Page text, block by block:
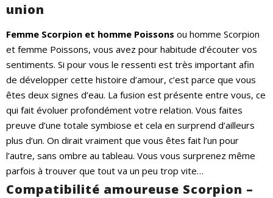
union
Femme Scorpion et homme Poissons ou homme Scorpion
et femme Poissons, vous avez pour habitude d’écouter vos
sentiments. Si pour vous le ressenti est très important afin
de développer cette histoire d’amour, c’est parce que vous
êtes deux signes d’eau. La fusion est présente entre vous, ce
qui fait évoluer profondément votre relation. Vous faites
preuve d’une totale symbiose et cela en surprend d’ailleurs
plus d’un. On dirait vraiment que vous êtes fait l’un pour
l’autre, sans ombre au tableau. Vous vous surprenez même
parfois à trouver que tout va un peu trop vite…
Compatibilité amoureuse Scorpion –